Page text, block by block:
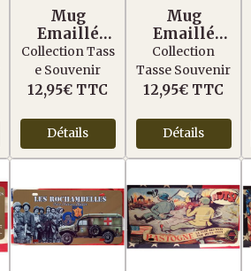
Mug
Emaillé
Screaming
Eagle
Collection Tass
e Souvenir
12,95€ TTC
Détails
Mug
Emaillé
Utah Beach
Collection
Tasse Souvenir
12,95€ TTC
Détails